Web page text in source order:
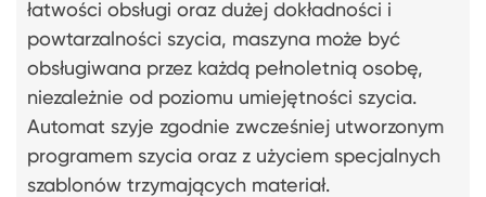
łatwości obsługi oraz dużej dokładności i
powtarzalności szycia, maszyna może być
obsługiwana przez każdą pełnoletnią osobę,
niezależnie od poziomu umiejętności szycia.
Automat szyje zgodnie zwcześniej utworzonym
programem szycia oraz z użyciem specjalnych
szablonów trzymających materiał.